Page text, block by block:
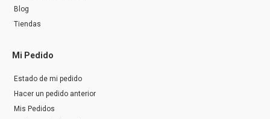
Blog
Tiendas
Mi Pedido
Estado de mi pedido
Hacer un pedido anterior
Mis Pedidos